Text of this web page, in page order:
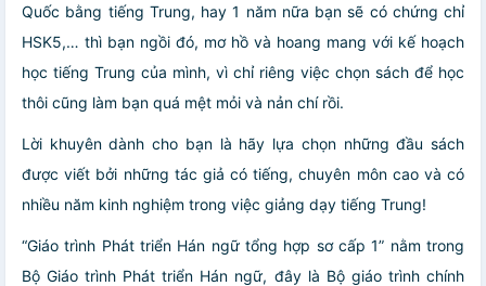
Quốc bằng tiếng Trung, hay 1 năm nữa bạn sẽ có chứng chỉ
HSK5,… thì bạn ngồi đó, mơ hồ và hoang mang với kế hoạch
học tiếng Trung của mình, vì chỉ riêng việc chọn sách để học
thôi cũng làm bạn quá mệt mỏi và nản chí rồi.
Lời khuyên dành cho bạn là hãy lựa chọn những đầu sách
được viết bởi những tác giả có tiếng, chuyên môn cao và có
nhiều năm kinh nghiệm trong việc giảng dạy tiếng Trung!
“Giáo trình Phát triển Hán ngữ tổng hợp sơ cấp 1” nằm trong
Bộ Giáo trình Phát triển Hán ngữ, đây là Bộ giáo trình chính